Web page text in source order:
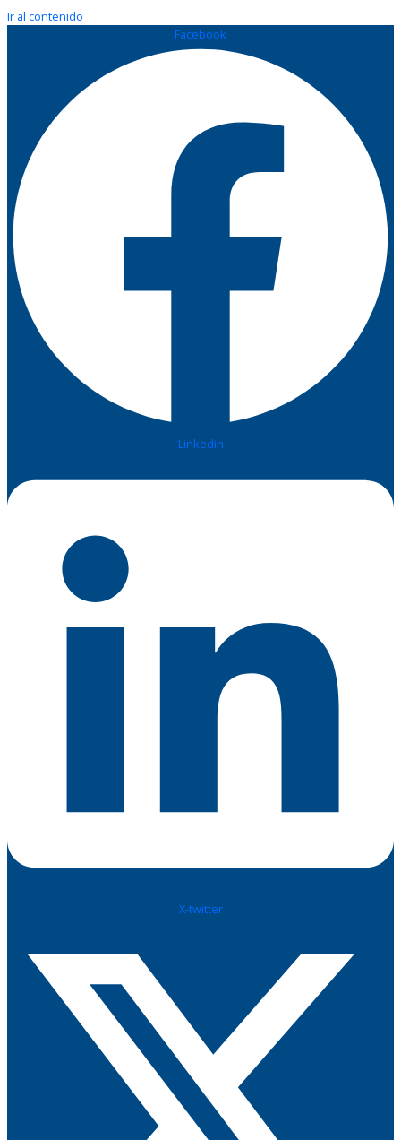
Ir al contenido
Facebook
Linkedin
X-twitter